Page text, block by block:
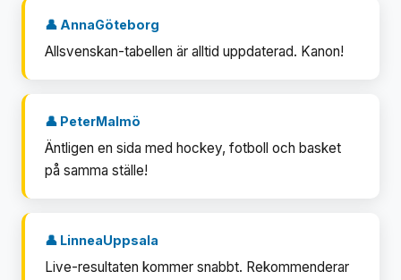
👤 AnnaGöteborg
Allsvenskan-tabellen är alltid uppdaterad. Kanon!
👤 PeterMalmö
Äntligen en sida med hockey, fotboll och basket
på samma ställe!
👤 LinneaUppsala
Live-resultaten kommer snabbt. Rekommenderar